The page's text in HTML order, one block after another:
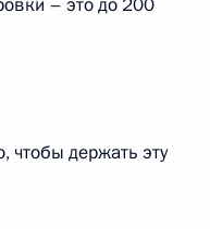
чтобы держать эту